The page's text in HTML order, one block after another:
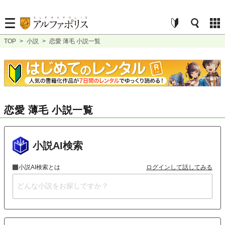
TOP > 小説 > 恋愛 薄毛 小説一覧
恋愛 薄毛 小説一覧
小説AI検索
小説AI検索とは ログインして話してみる